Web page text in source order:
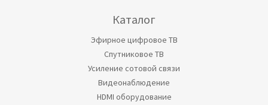
Каталог
Эфирное цифровое ТВ
Спутниковое ТВ
Усиление сотовой связи
Видеонаблюдение
HDMI оборудование